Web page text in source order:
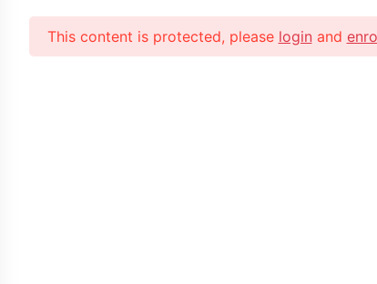
This content is protected, please login and